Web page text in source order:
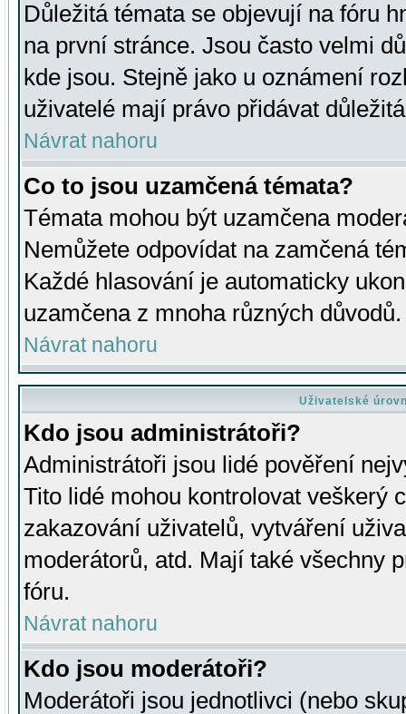
Důležitá témata se objevují na fóru
na první stránce. Jsou často velmi
kde jsou. Stejně jako u oznámení
uživatelé mají právo přidávat
Návrat nahoru
Co to jsou uzamčená témata?
Témata mohou být uzamčena
Nemůžete odpovídat na zamčená
Každé hlasování je automaticky
uzamčena z mnoha různých důvodů.
Návrat nahoru
Uživatelské
Kdo jsou administrátoři?
Administrátoři jsou lidé pověření
Tito lidé mohou kontrolovat veškerý
zakazování uživatelů, vytváření
moderátorů, atd. Mají také všechny
fóru.
Návrat nahoru
Kdo jsou moderátoři?
Moderátoři jsou jednotlivci (nebo